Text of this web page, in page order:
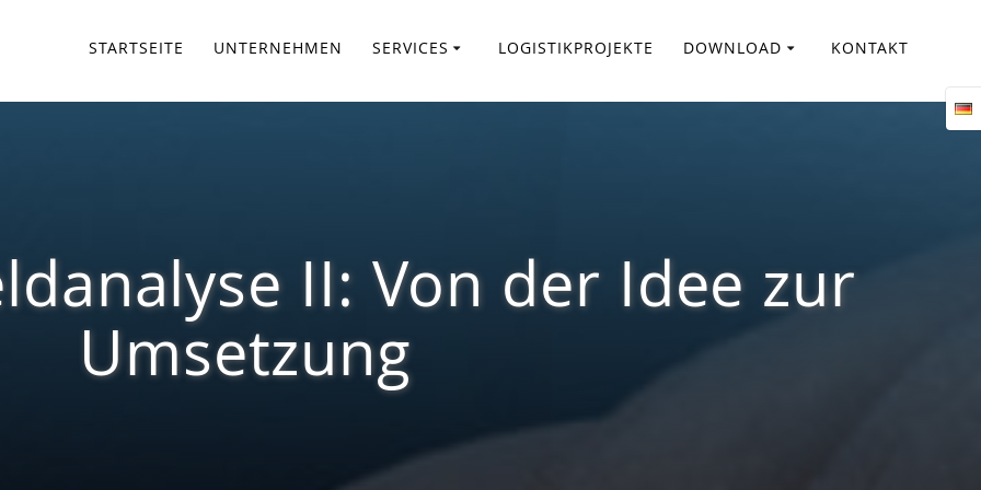
STARTSEITE UNTERNEHMEN SERVICES LOGISTIKPROJEKTE DOWNLOAD KONTAKT
II: Von der Idee zur
Umsetzung